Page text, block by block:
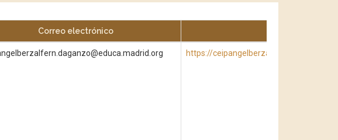
Correo electrónico
https://ceipangelberzal.es/